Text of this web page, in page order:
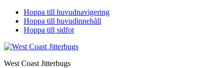
Hoppa till huvudnavigering
Hoppa till huvudinnehåll
Hoppa till sidfot
West Coast Jitterbugs